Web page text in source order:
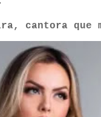
cantora que